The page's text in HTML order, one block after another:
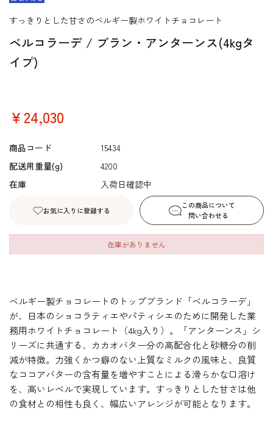
ベルコラーデ / ブラン・アンターンス(4kgタ
イプ)
すっきりとした甘さのベルギー製ホワイトチョコレート
￥24,030
商品コード
15434
配送用重量(g)
4200
在庫
入荷日確認中
お気に入りに登録する
この商品について
問い合わせる
在庫がありません
ベルギー製チョコレートのトップブランド「ベルコラーデ」
が、日本のショコラティエやパティシエのために開発した業
務用ホワイトチョコレート（4kg入り）。「アンターンス」シ
リーズに共通する、カカオバター分の高配合化と砂糖分の削
減が特徴。力強くかつ癖のない上質なミルクの風味と、良質
なココアバターの含有量を増やすことによる滑らかな口溶け
を、高いレベルで実現しています。すっきりとした甘さは他
の食材との相性も良く、幅広いアレンジが可能となります。